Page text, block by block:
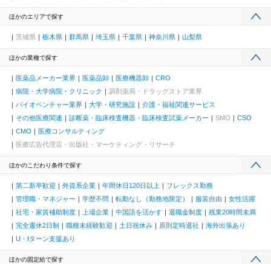
ほかのエリアで探す
茨城県 栃木県 群馬県 埼玉県 千葉県 神奈川県 山梨県
ほかの業種で探す
医薬品メーカー業界 医薬品卸 医療機器卸
CRO
病院・大学病院・クリニック
調剤薬局・ドラッグストア業界
バイオベンチャー業界
大学・研究施設
介護・福祉関連サービス
その他医療関連
診断薬・臨床検査機器・臨床検査試薬メーカー SMO
CSO
CMO
医療コンサルティング
医療広告代理店・出版社・マーケティング・リサーチ
ほかのこだわり条件で探す
第二新卒歓迎 外資系企業 年間休日120日以上
フレックス勤務
管理職・マネジャー
学歴不問 転勤なし（勤務地限定） 服装自由
女性活躍
社宅・家賃補助制度
上場企業 中国語を活かす 退職金制度
残業20時間未満
完全週休2日制
職種未経験歓迎 土日祝休み 原則定時退社
海外出張あり
U・Iターン支援あり
ほかの固定給で探す